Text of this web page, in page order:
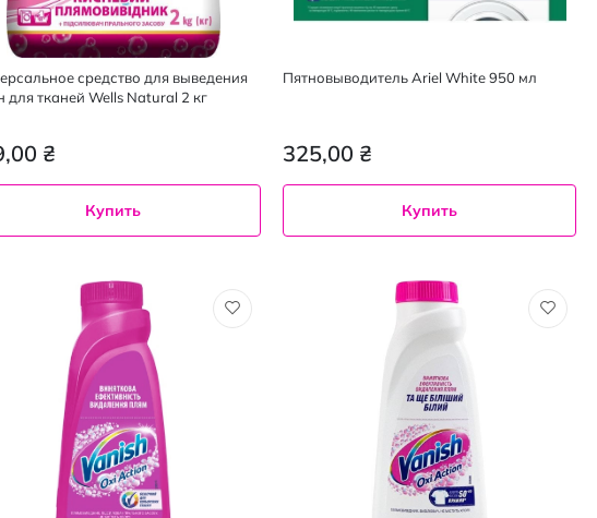
средство для выведения
для тканей Wells Natural 2 кг
₴
Купить
Пятновыводитель Ariel White 950 мл
325,00 ₴
Купить